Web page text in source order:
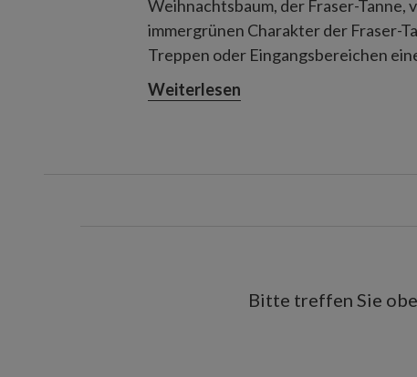
Weihnachtsbaum, der Fraser-
immergrünen Charakter der Fraser-
Treppen oder Eingangsbereichen
Größen sind zudem mit sanften
einladenden Schimmer.
Weiterlesen
Bitte treffen Sie